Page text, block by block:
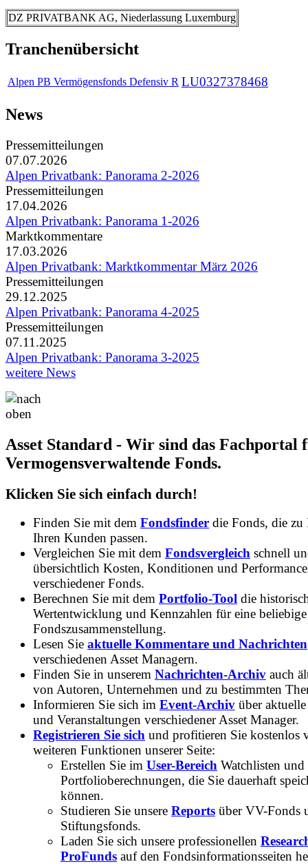
DZ PRIVATBANK AG, Niederlassung Luxemburg
Tranchenübersicht
Alpen PB Vermögensfonds Defensiv R LU0327378468
News
Pressemitteilungen
07.07.2026
Alpen Privatbank: Panorama 2-2026
Pressemitteilungen
17.04.2026
Alpen Privatbank: Panorama 1-2026
Marktkommentare
17.03.2026
Alpen Privatbank: Marktkommentar März 2026
Pressemitteilungen
29.12.2025
Alpen Privatbank: Panorama 4-2025
Pressemitteilungen
07.11.2025
Alpen Privatbank: Panorama 3-2025
weitere News
Asset Standard - Wir sind das Fachportal
Vermogensverwaltende Fonds.
Klicken Sie sich einfach durch!
Finden Sie mit dem Fondsfinder die Fonds, die zu
Ihren Kunden passen.
Vergleichen Sie mit dem Fondsvergleich schnell
übersichtlich Kosten, Konditionen und Performance
verschiedener Fonds.
Berechnen Sie mit dem Portfolio-Tool die
Wertentwicklung und Kennzahlen für eine beliebige
Fondszusammenstellung.
Lesen Sie aktuelle Kommentare und Nachrichten
verschiedenen Asset Managern.
Finden Sie in unserem Nachrichten-Archiv auch
von Autoren, Unternehmen und zu bestimmten
Informieren Sie sich im Event-Archiv über
und Veranstaltungen verschiedener Asset Manager.
Registrieren Sie sich und profitieren Sie kostenlos
weiteren Funktionen unserer Seite:
Erstellen Sie im User-Bereich Watchlisten und
Portfolioberechnungen, die Sie dauerhaft
können.
Studieren Sie unsere Reports über VV-Fonds
Stiftungsfonds.
Laden Sie sich unsere professionellen
ProFunds auf den Fondsinformationsseiten